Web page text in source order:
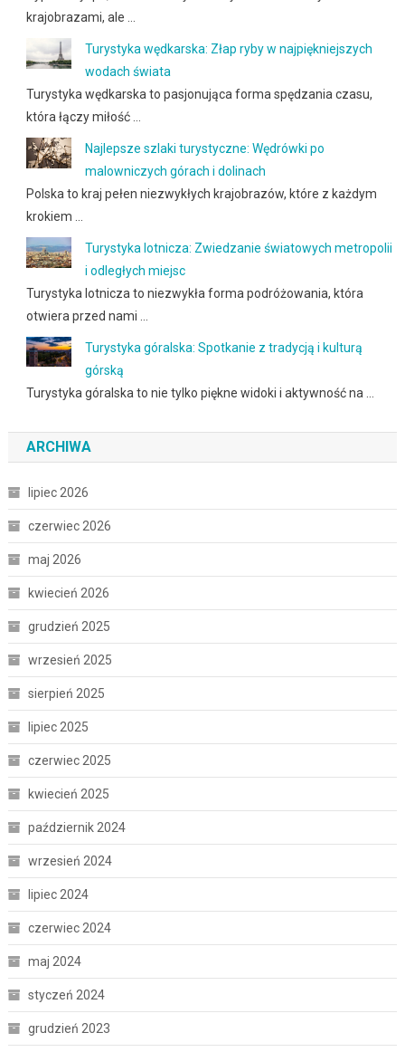
krajobrazami, ale …
Turystyka wędkarska: Złap ryby w najpiękniejszych
wodach świata
Turystyka wędkarska to pasjonująca forma spędzania czasu,
która łączy miłość …
Najlepsze szlaki turystyczne: Wędrówki po
malowniczych górach i dolinach
Polska to kraj pełen niezwykłych krajobrazów, które z każdym
krokiem …
Turystyka lotnicza: Zwiedzanie światowych metropolii
i odległych miejsc
Turystyka lotnicza to niezwykła forma podróżowania, która
otwiera przed nami …
Turystyka góralska: Spotkanie z tradycją i kulturą
górską
Turystyka góralska to nie tylko piękne widoki i aktywność na …
ARCHIWA
lipiec 2026
czerwiec 2026
maj 2026
kwiecień 2026
grudzień 2025
wrzesień 2025
sierpień 2025
lipiec 2025
czerwiec 2025
kwiecień 2025
październik 2024
wrzesień 2024
lipiec 2024
czerwiec 2024
maj 2024
styczeń 2024
grudzień 2023